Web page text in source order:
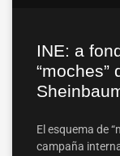
INE: a
“moches”
El esquema de
campaña